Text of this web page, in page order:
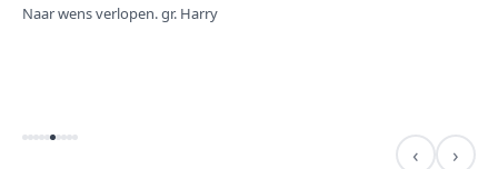
Naar wens verlopen. gr. Harry
‹ ›